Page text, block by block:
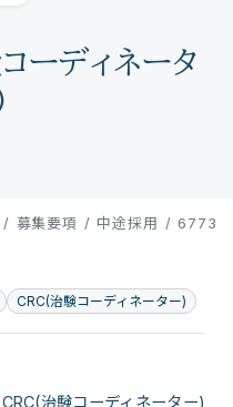
ーディネータ
/ 募集要項 / 中途採用 / 6773
CRC(治験コーディネーター)
治験コーディネーター)